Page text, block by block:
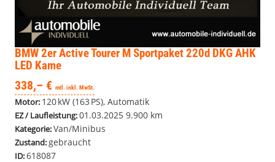
BMW 2er Active Tourer M Sportpaket 220d DKG AHK
LED Kame
338,– € mtl. inkl. MwSt.
Motor: 120 kW (163 PS), Automatik
EZ / Laufleistung:01.03.2025 9.900 km
Kategorie:Van/Minibus
Zustand:gebraucht
ID:618087